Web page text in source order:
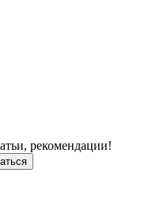
рекомендации!